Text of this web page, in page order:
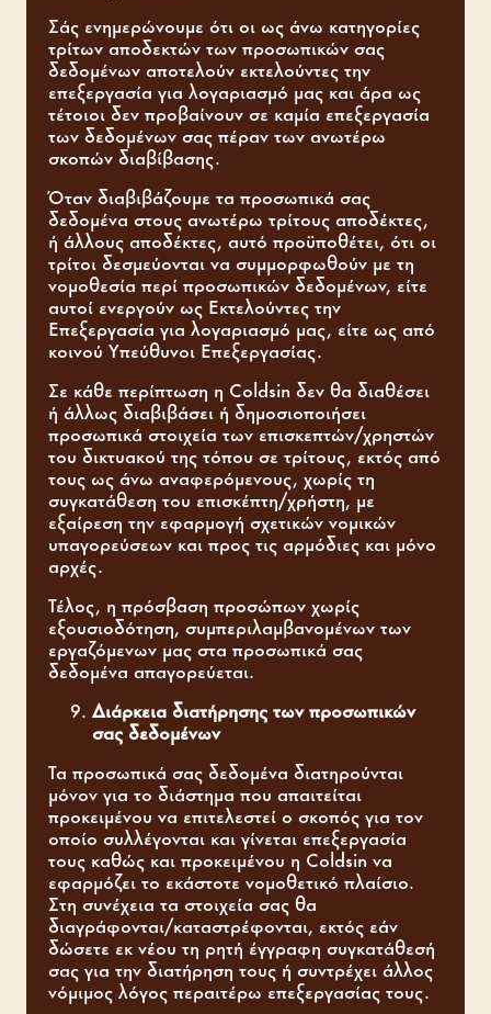
Σάς ενημερώνουμε ότι οι ως άνω κατηγορίες
τρίτων αποδεκτών των προσωπικών σας
δεδομένων αποτελούν εκτελούντες την
επεξεργασία για λογαριασμό μας και άρα ως
τέτοιοι δεν προβαίνουν σε καμία επεξεργασία
των δεδομένων σας πέραν των ανωτέρω
σκοπών διαβίβασης.
Όταν διαβιβάζουμε τα προσωπικά σας
δεδομένα στους ανωτέρω τρίτους αποδέκτες,
ή άλλους αποδέκτες, αυτό προϋποθέτει, ότι οι
τρίτοι δεσμεύονται να συμμορφωθούν με τη
νομοθεσία περί προσωπικών δεδομένων, είτε
αυτοί ενεργούν ως Εκτελούντες την
Επεξεργασία για λογαριασμό μας, είτε ως από
κοινού Υπεύθυνοι Επεξεργασίας.
Σε κάθε περίπτωση η Coldsin δεν θα διαθέσει
ή άλλως διαβιβάσει ή δημοσιοποιήσει
προσωπικά στοιχεία των επισκεπτών/χρηστών
του δικτυακού της τόπου σε τρίτους, εκτός από
τους ως άνω αναφερόμενους, χωρίς τη
συγκατάθεση του επισκέπτη/χρήστη, με
εξαίρεση την εφαρμογή σχετικών νομικών
υπαγορεύσεων και προς τις αρμόδιες και μόνο
αρχές.
Τέλος, η πρόσβαση προσώπων χωρίς
εξουσιοδότηση, συμπεριλαμβανομένων των
εργαζόμενων μας στα προσωπικά σας
δεδομένα απαγορεύεται.
Διάρκεια διατήρησης των προσωπικών
σας δεδομένων
Τα προσωπικά σας δεδομένα διατηρούνται
μόνον για το διάστημα που απαιτείται
προκειμένου να επιτελεστεί ο σκοπός για τον
οποίο συλλέγονται και γίνεται επεξεργασία
τους καθώς και προκειμένου η Coldsin να
εφαρμόζει το εκάστοτε νομοθετικό πλαίσιο.
Στη συνέχεια τα στοιχεία σας θα
διαγράφονται/καταστρέφονται, εκτός εάν
δώσετε εκ νέου τη ρητή έγγραφη συγκατάθεσή
σας για την διατήρηση τους ή συντρέχει άλλος
νόμιμος λόγος περαιτέρω επεξεργασίας τους.